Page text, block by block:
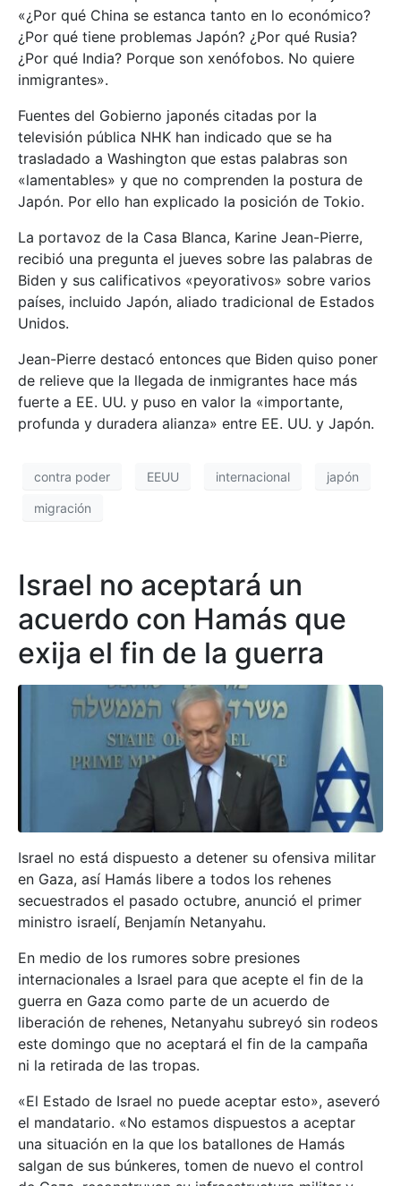
«¿Por qué China se estanca tanto en lo económico?
¿Por qué tiene problemas Japón? ¿Por qué Rusia?
¿Por qué India? Porque son xenófobos. No quiere
inmigrantes».
Fuentes del Gobierno japonés citadas por la
televisión pública NHK han indicado que se ha
trasladado a Washington que estas palabras son
«lamentables» y que no comprenden la postura de
Japón. Por ello han explicado la posición de Tokio.
La portavoz de la Casa Blanca, Karine Jean-Pierre,
recibió una pregunta el jueves sobre las palabras de
Biden y sus calificativos «peyorativos» sobre varios
países, incluido Japón, aliado tradicional de Estados
Unidos.
Jean-Pierre destacó entonces que Biden quiso poner
de relieve que la llegada de inmigrantes hace más
fuerte a EE. UU. y puso en valor la «importante,
profunda y duradera alianza» entre EE. UU. y Japón.
contra poder EEUU internacional japón
migración
Israel no aceptará un
acuerdo con Hamás que
exija el fin de la guerra
Israel no está dispuesto a detener su ofensiva militar
en Gaza, así Hamás libere a todos los rehenes
secuestrados el pasado octubre, anunció el primer
ministro israelí, Benjamín Netanyahu.
En medio de los rumores sobre presiones
internacionales a Israel para que acepte el fin de la
guerra en Gaza como parte de un acuerdo de
liberación de rehenes, Netanyahu subreyó sin rodeos
este domingo que no aceptará el fin de la campaña
ni la retirada de las tropas.
«El Estado de Israel no puede aceptar esto», aseveró
el mandatario. «No estamos dispuestos a aceptar
una situación en la que los batallones de Hamás
salgan de sus búnkeres, tomen de nuevo el control